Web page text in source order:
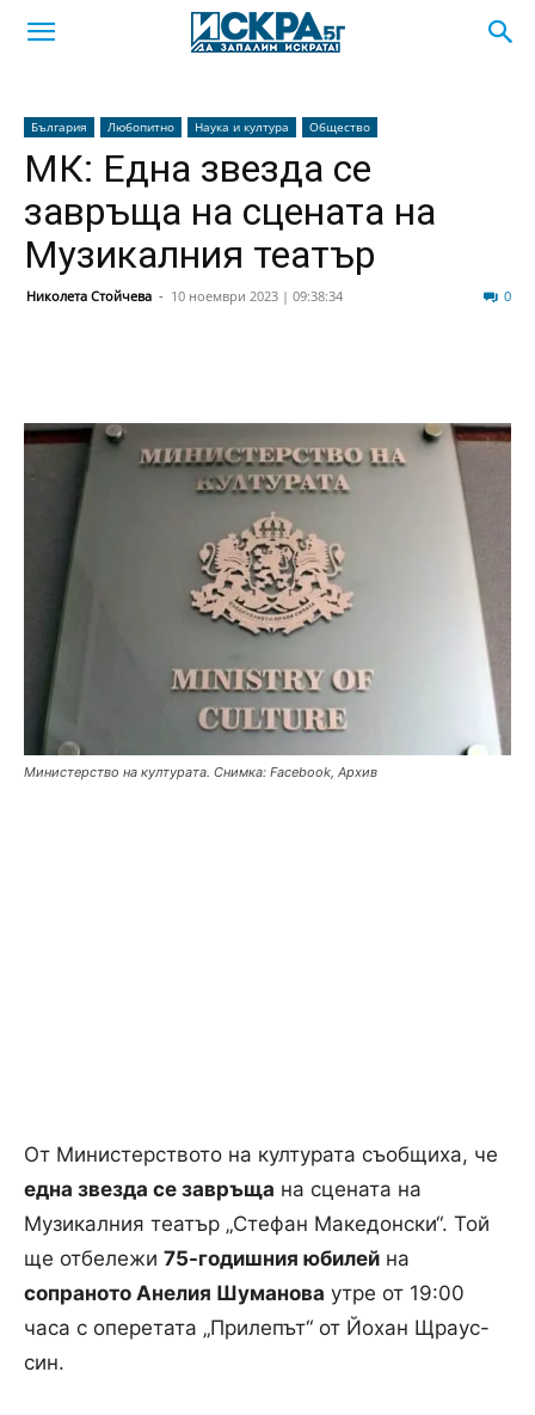
България Любопитно Наука и култура Общество
МК: Една звезда се
завръща на сцената на
Музикалния театър
Николета Стойчева - 10 ноември 2023 | 09:38:34 0
Министерство на културата. Снимка: Facebook, Архив
От Министерството на културата съобщиха, че
една звезда се завръща на сцената на
Музикалния театър „Стефан Македонски“. Той
ще отбележи 75-годишния юбилей на
сопраното Анелия Шуманова утре от 19:00
часа с оперетата „Прилепът“ от Йохан Щраус-
син.